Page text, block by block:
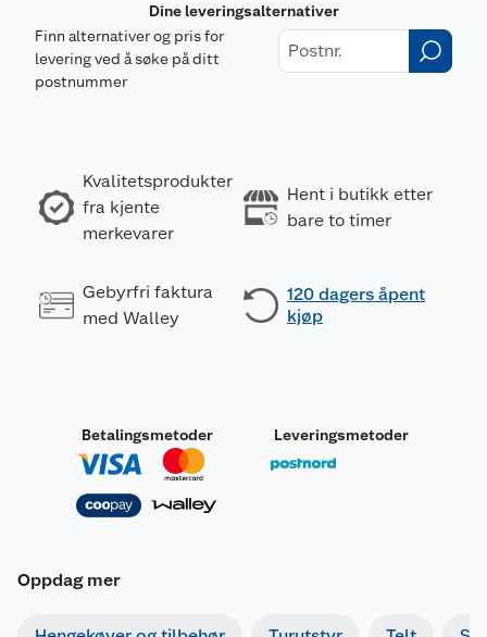
Dine leveringsalternativer
Finn alternativer og pris for
levering ved å søke på ditt
postnummer
Kvalitetsprodukter
fra kjente
merkevarer
Hent i butikk etter
bare to timer
Gebyrfri faktura
med Walley
120 dagers åpent
kjøp
Betalingsmetoder Leveringsmetoder
Oppdag mer